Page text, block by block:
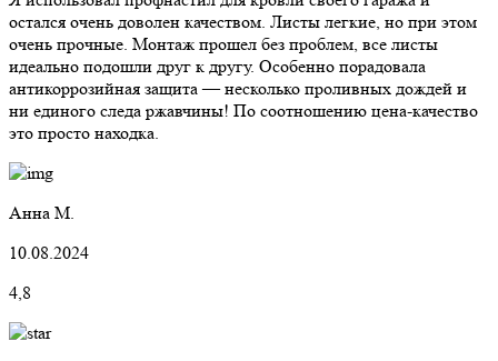
остался очень доволен качеством. Листы легкие, но при этом
очень прочные. Монтаж прошел без проблем, все листы
идеально подошли друг к другу. Особенно порадовала
антикоррозийная защита — несколько проливных дождей и
ни единого следа ржавчины! По соотношению цена-качество
это просто находка.
Анна М.
10.08.2024
4,8